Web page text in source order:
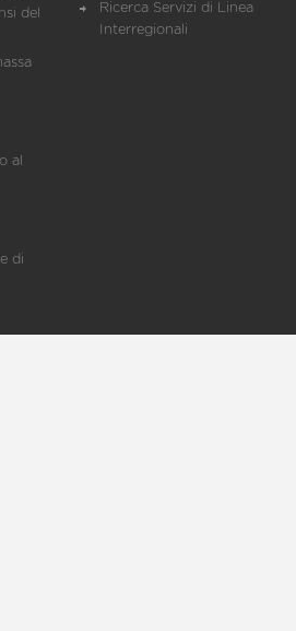
del
al
di
Ricerca Servizi di Linea
Interregionali